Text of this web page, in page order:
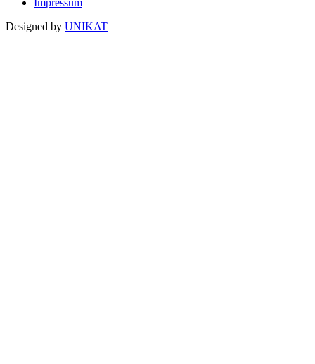
Impressum
Designed by UNIKAT